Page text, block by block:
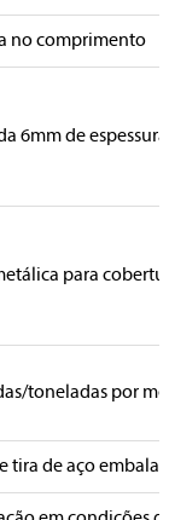
no comprimento
6mm de espessura
para
toneladas por
tira de aço